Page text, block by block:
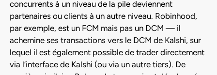
concurrents à un niveau de la pile deviennent
partenaires ou clients à un autre niveau. Robinhood,
par exemple, est un FCM mais pas un DCM — il
achemine ses transactions vers le DCM de Kalshi, sur
lequel il est également possible de trader directement
via l’interface de Kalshi (ou via un autre tiers). De